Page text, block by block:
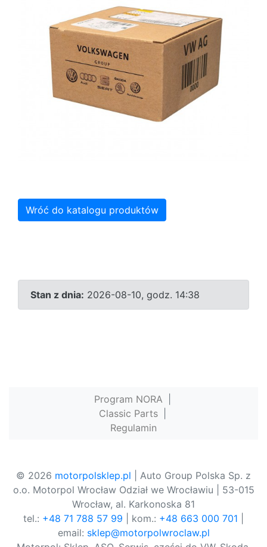
Wróć do katalogu produktów
Stan z dnia: 2026-08-10, godz. 14:38
Program NORA
Classic Parts
Regulamin
© 2026 motorpolsklep.pl | Auto Group Polska Sp. z
o.o. Motorpol Wrocław Odział we Wrocławiu | 53-015
Wrocław, al. Karkonoska 81
tel.: +48 71 788 57 99 | kom.: +48 663 000 701
email: sklep@motorpolwroclaw.pl